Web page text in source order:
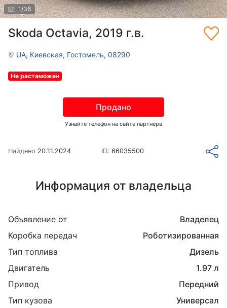
1 /36
Skoda Octavia, 2019 г.в.
UA, Киевская, Гостомель, 08290
Не растаможен
Продано
Узнайте телефон на сайте партнера
Найдено 20.11.2024 ID:66035500
Информация от владельца
Объявление от
Владелец
Коробка передач
Роботизированная
Тип топлива
Дизель
Двигатель
1.97 л
Привод
Передний
Тип кузова
Универсал